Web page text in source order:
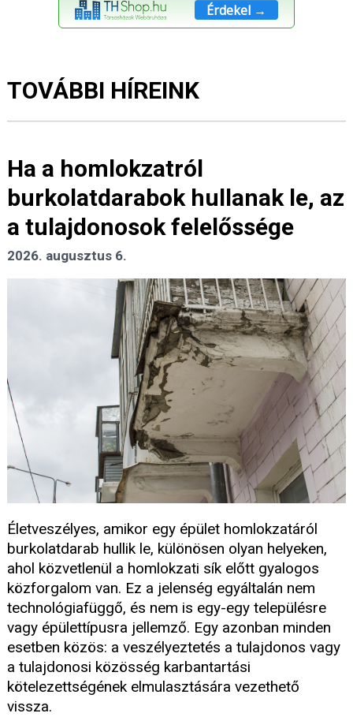
Érdekel →
TOVÁBBI HÍREINK
Ha a homlokzatról
burkolatdarabok hullanak le, az
a tulajdonosok felelőssége
2026. augusztus 6.
Életveszélyes, amikor egy épület homlokzatáról
burkolatdarab hullik le, különösen olyan helyeken,
ahol közvetlenül a homlokzati sík előtt gyalogos
közforgalom van. Ez a jelenség egyáltalán nem
technológiafüggő, és nem is egy-egy településre
vagy épülettípusra jellemző. Egy azonban minden
esetben közös: a veszélyeztetés a tulajdonos vagy
a tulajdonosi közösség karbantartási
kötelezettségének elmulasztására vezethető
vissza.